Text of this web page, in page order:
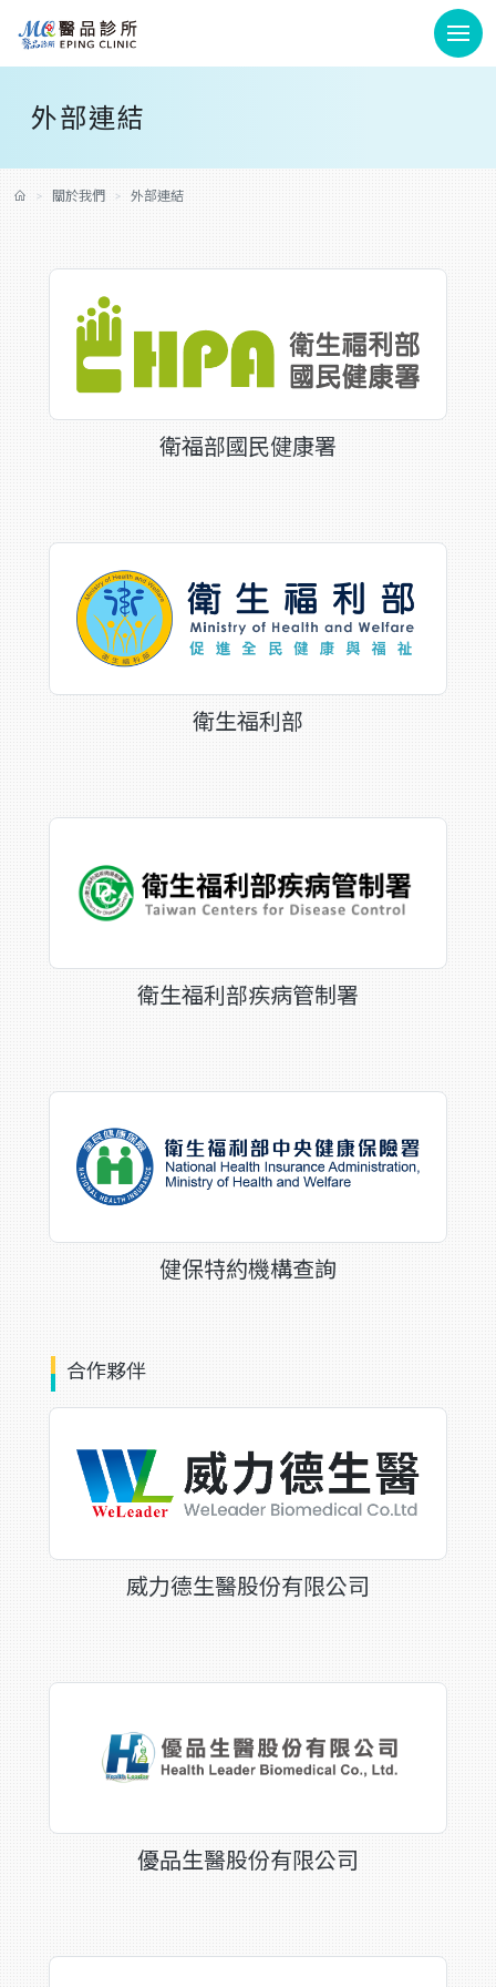
外部連結
關於我們 外部連結
衛福部國民健康署
衛生福利部
衛生福利部疾病管制署
健保特約機構查詢
合作夥伴
威力德生醫股份有限公司
優品生醫股份有限公司